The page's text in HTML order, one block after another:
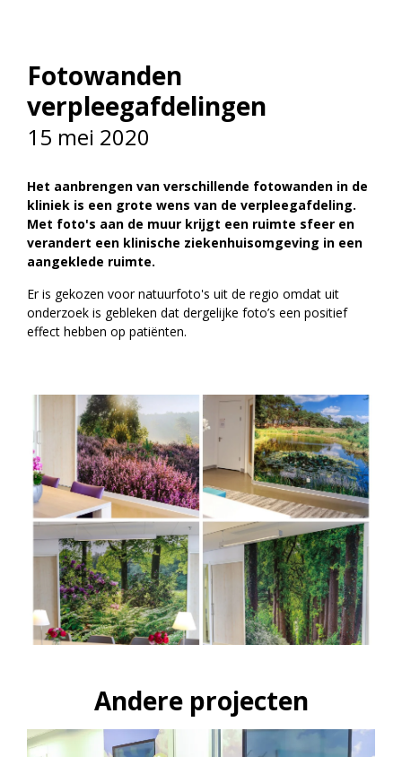
033 - 850 2014
Fotowanden
verpleegafdelingen
15 mei 2020
Het aanbrengen van verschillende fotowanden in de
kliniek is een grote wens van de verpleegafdeling.
Met foto's aan de muur krijgt een ruimte sfeer en
verandert een klinische ziekenhuisomgeving in een
aangeklede ruimte.
Er is gekozen voor natuurfoto's uit de regio omdat uit
onderzoek is gebleken dat dergelijke foto’s een positief
effect hebben op patiënten.
Andere projecten